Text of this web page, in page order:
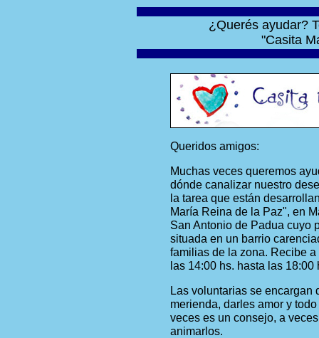
¿Querés ayudar?
"Casita
Queridos amigos:
Muchas veces queremos
dónde canalizar nuestro
la tarea que están
María Reina de la Paz", en
San Antonio de Padua cuyo
situada en un barrio
familias de la zona. Recibe
las 14:00 hs. hasta las 18:00
Las voluntarias se encargan
merienda, darles amor y
veces es un consejo, a
animarlos.